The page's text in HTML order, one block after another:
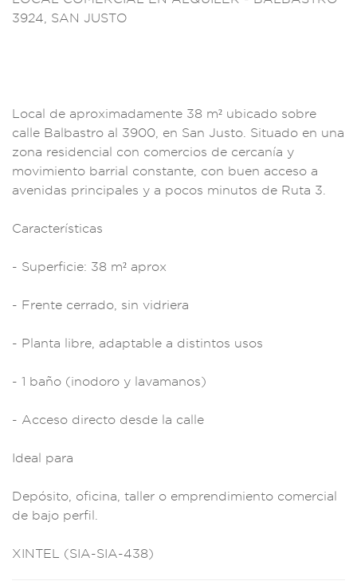
3924, SAN JUSTO
Local de aproximadamente 38 m² ubicado sobre
calle Bal bastro al 3900, en San Justo. Situado en una
zona residencial con comercios de cercanía y
movimiento barrial constante, con buen acceso a
avenidas principales y a pocos minutos de Ruta 3.
Características
- Superficie: 38 m² aprox
- Frente cerrado, sin vidriera
- Planta libre, adaptable a distintos usos
- 1 baño (inodoro y lavamanos)
- Acceso directo desde la calle
Ideal para
Depósito, oficina, taller o emprendimiento comercial
de bajo perfil.
XINTEL (SIA-SIA-438)